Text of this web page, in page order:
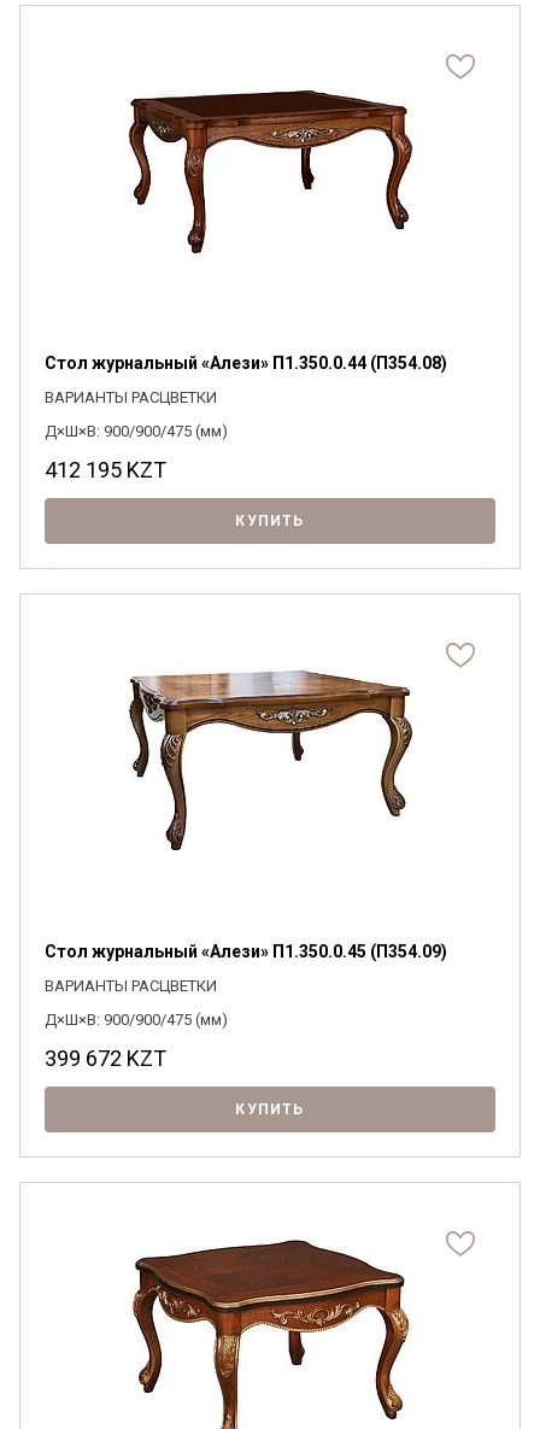
Стол журнальный «Алези» П1.350.0.44 (П354.08)
ВАРИАНТЫ РАСЦВЕТКИ
Д×Ш×В: 900/900/475 (мм)
412 195 KZT
КУПИТЬ
Стол журнальный «Алези» П1.350.0.45 (П354.09)
ВАРИАНТЫ РАСЦВЕТКИ
Д×Ш×В: 900/900/475 (мм)
399 672 KZT
КУПИТЬ